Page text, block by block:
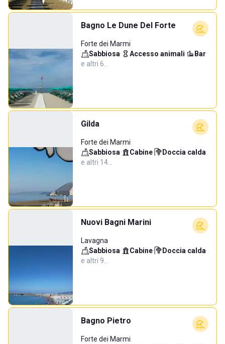
Bagno Le Dune Del Forte
Forte dei Marmi
Sabbiosa· Accesso animali· Bar·
e altri 6…
Gilda
Forte dei Marmi
Sabbiosa· Cabine· Doccia calda·
e altri 14…
Nuovi Bagni Marini
Lavagna
Sabbiosa· Cabine· Doccia calda·
e altri 9…
Bagno Pietro
Forte dei Marmi